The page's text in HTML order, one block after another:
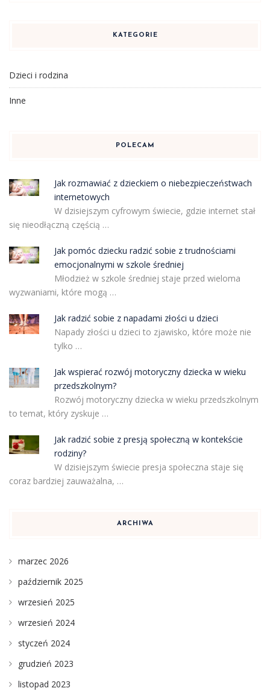
KATEGORIE
Dzieci i rodzina
Inne
POLECAM
Jak rozmawiać z dzieckiem o niebezpieczeństwach
internetowych
W dzisiejszym cyfrowym świecie, gdzie internet stał
się nieodłączną częścią …
Jak pomóc dziecku radzić sobie z trudnościami
emocjonalnymi w szkole średniej
Młodzież w szkole średniej staje przed wieloma
wyzwaniami, które mogą …
Jak radzić sobie z napadami złości u dzieci
Napady złości u dzieci to zjawisko, które może nie
tylko …
Jak wspierać rozwój motoryczny dziecka w wieku
przedszkolnym?
Rozwój motoryczny dziecka w wieku przedszkolnym
to temat, który zyskuje …
Jak radzić sobie z presją społeczną w kontekście
rodziny?
W dzisiejszym świecie presja społeczna staje się
coraz bardziej zauważalna, …
ARCHIWA
marzec 2026
październik 2025
wrzesień 2025
wrzesień 2024
styczeń 2024
grudzień 2023
listopad 2023